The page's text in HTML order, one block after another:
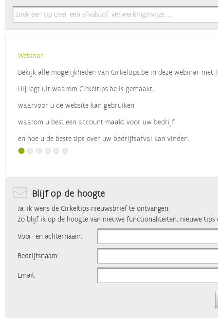
Webinar
Bekijk alle mogelijkheden van Cirkeltips.be in deze webinar met
Hij legt uit waarom Cirkeltips.be is gemaakt,
waarvoor u de website kan gebruiken,
waarom u best een account maakt voor uw bedrijf
en hoe u de beste tips over uw bedrijfsafval kan vinden.
Blijf op de hoogte
Ja, ik wens de Cirkeltips-nieuwsbrief te ontvangen.
Zo blijf ik op de hoogte van nieuwe functionaliteiten, nieuwe tips
Voor- en achternaam:
Bedrijfsnaam:
Email: